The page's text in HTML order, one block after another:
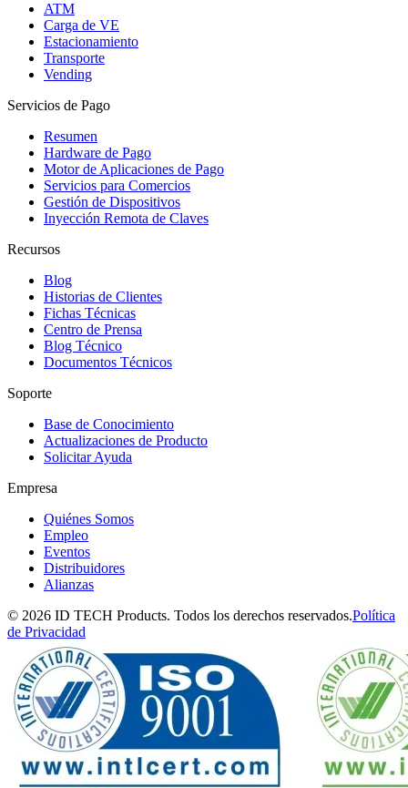
ATM
Carga de VE
Estacionamiento
Transporte
Vending
Servicios de Pago
Resumen
Hardware de Pago
Motor de Aplicaciones de Pago
Servicios para Comercios
Gestión de Dispositivos
Inyección Remota de Claves
Recursos
Blog
Historias de Clientes
Fichas Técnicas
Centro de Prensa
Blog Técnico
Documentos Técnicos
Soporte
Base de Conocimiento
Actualizaciones de Producto
Solicitar Ayuda
Empresa
Quiénes Somos
Empleo
Eventos
Distribuidores
Alianzas
© 2026 ID TECH Products. Todos los derechos reservados.Política
de Privacidad